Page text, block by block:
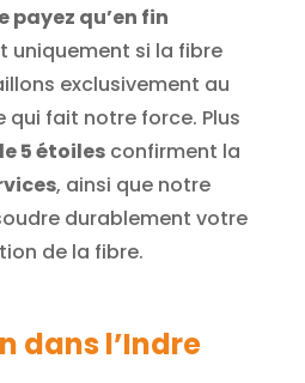
payez qu’en fin
uniquement si la fibre
exclusivement au
qui fait notre force. Plus
5 étoilesconfirment la
, ainsi que notre
durablement votre
de la fibre.
dans l’Indre